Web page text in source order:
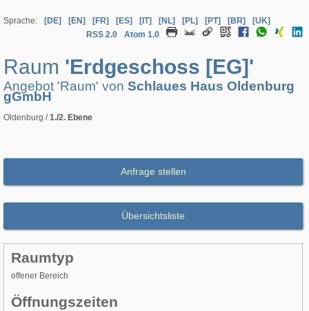
Sprache: [DE] [EN] [FR] [ES] [IT] [NL] [PL] [PT] [BR]
[UK]
RSS 2.0
Atom 1.0
Raum 'Erdgeschoss [EG]'
Angebot 'Raum' von Schlaues Haus Oldenburg
gGmbH
Oldenburg /1./2. Ebene
Anfrage stellen
Übersichtsliste
Raumtyp
offener Bereich
Öffnungszeiten